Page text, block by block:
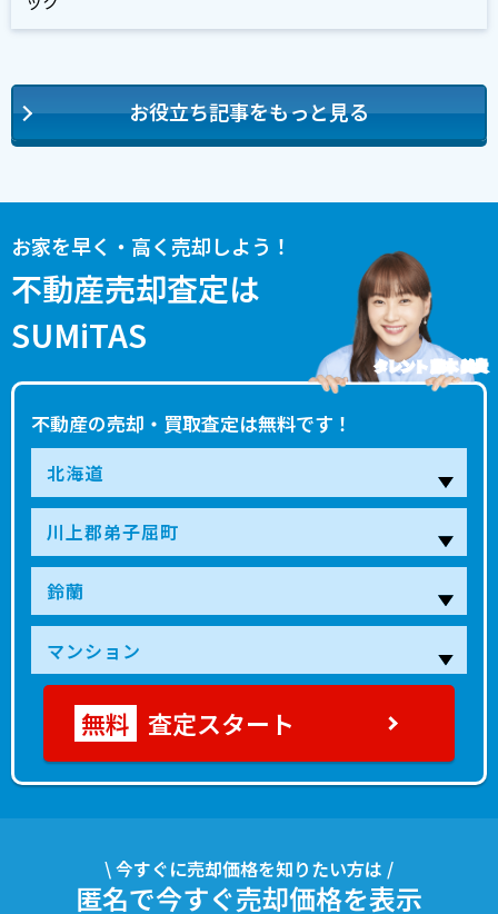
お役立ち記事をもっと見る
お家を早く・高く売却しよう！
不動産売却査定は
SUMiTAS
不動産の売却・買取査定は無料です！
タレント 藤本 美貴
査定スタート
\ 今すぐに売却価格を知りたい方は /
匿名で今すぐ売却価格を表示